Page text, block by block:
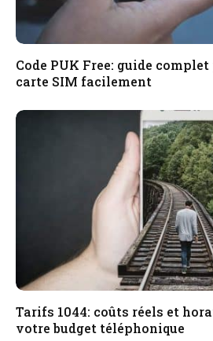
Code PUK Free: guide
carte SIM facilement
Tarifs 1044: coûts réels et
votre budget téléphonique